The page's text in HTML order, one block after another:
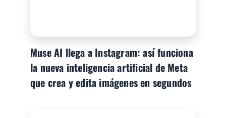
Muse AI llega a Instagram: así funciona
la nueva inteligencia artificial de Meta
que crea y edita imágenes en segundos